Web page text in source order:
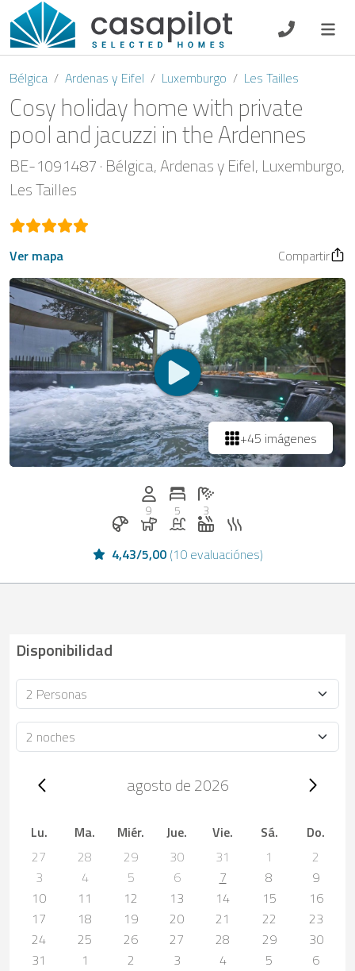
DE EN ES FR
Oferta de desayuno
Vouchers
Propietario
Bélgica Ardenas y Eifel Luxemburgo Les Tailles
Cosy holiday home with private
pool and jacuzzi in the Ardennes
BE-1091487 Bélgica Ardenas y Eifel Luxemburgo
Les Tailles
Ver mapa Compartir
+45 imágenes
Personas (max.): 9
9
Numero de habitaciones: 5
5
Cantidad de baños: 3
3
Desayuno reservable en Casapilot
Perros permitidos
Piscina Jacuzzi
4,43/5,00 (10 evaluaciónes)
Disponibilidad
Ocupación
Duración
Trip dates, agosto de 2026
agosto de 2026
Lu. Ma. Miér. Jue. Vie. Sá.
Do.
27
28 29 30 31 1
2
3
4 5 6 7 8
9
10
11 12 13 14 15
16
17
18 19 20 21 22
23
24
25 26 27 28 29
30
31
1 2 3 4 5
6